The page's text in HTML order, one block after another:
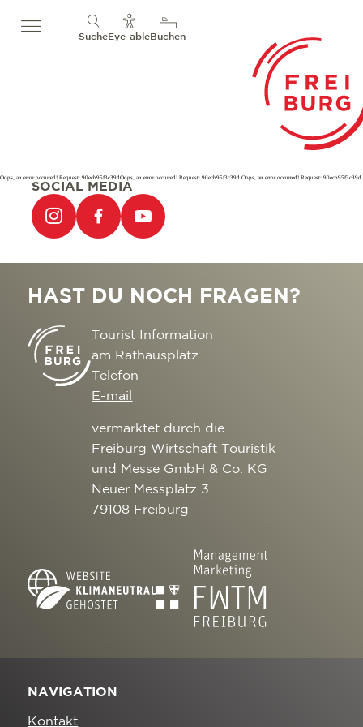
SucheEye-ableBuchen
Oops, an error occurred! Request: 90ecb95f3c39dOops, an error occurred! Request: 90ecb95f3c39d Oops, an error occurred! Request: 90ecb95f3c39d
SOCIAL MEDIA
HAST DU NOCH FRAGEN?
Tourist Information
am Rathausplatz
Telefon
E-mail
vermarktet durch die
Freiburg Wirtschaft Touristik
und Messe GmbH & Co. KG
Neuer Messplatz 3
79108 Freiburg
NAVIGATION
Kontakt